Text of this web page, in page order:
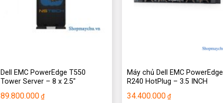
Dell EMC PowerEdge T550
Tower Server – 8 x 2.5″
89.800.000 ₫
Máy chủ Dell EMC PowerEdge
R240 HotPlug – 3.5 INCH
34.400.000 ₫